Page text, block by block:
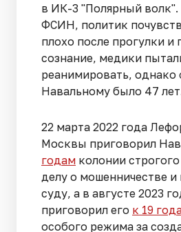
в ИК-3 "Полярный
ФСИН, политик
плохо после прогулки и
сознание, медики
реанимировать, однако
Навальному было 47
22 марта 2022 года
Москвы приговорил
годам колонии
делу о мошенничестве
суду, а в августе 2023
приговорил его к 19
особого режима за